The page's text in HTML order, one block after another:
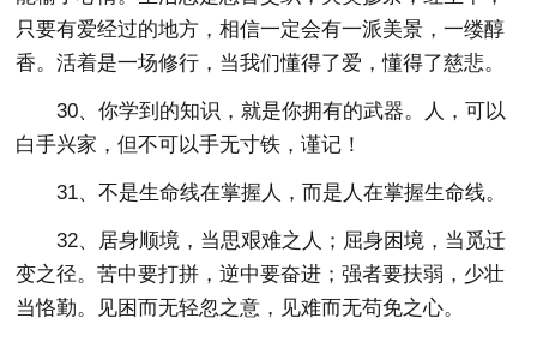
只要有爱经过的地方，相信一定会有一派美景，一缕醇
香。活着是一场修行，当我们懂得了爱，懂得了慈悲。
30、你学到的知识，就是你拥有的武器。人，可以
白手兴家，但不可以手无寸铁，谨记！
31、不是生命线在掌握人，而是人在掌握生命线。
32、居身顺境，当思艰难之人；屈身困境，当觅迁
变之径。苦中要打拼，逆中要奋进；强者要扶弱，少壮
当恪勤。见困而无轻忽之意，见难而无苟免之心。